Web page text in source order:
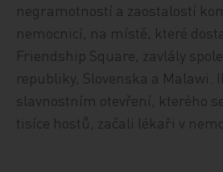
negramotností a zaostalostí
nemocnicí, na místě, které
Friendship Square, zavlály
republiky, Slovenska a Malawi.
slavnostním otevření, kterého
tisíce hostů, začali lékaři v